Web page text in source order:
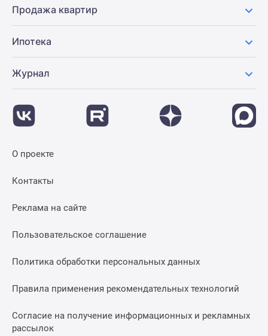
Продажа квартир
Ипотека
Журнал
О проекте
Контакты
Реклама на сайте
Пользовательское соглашение
Политика обработки персональных данных
Правила применения рекомендательных технологий
Согласие на получение информационных и рекламных
рассылок